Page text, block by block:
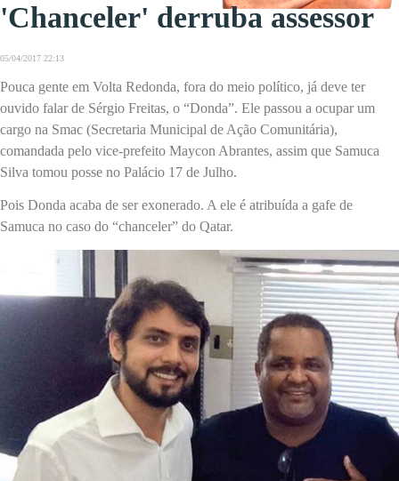
'Chanceler' derruba assessor
05/04/2017 22:13
Pouca gente em Volta Redonda, fora do meio político, já deve ter
ouvido falar de Sérgio Freitas, o “Donda”. Ele passou a ocupar um
cargo na Smac (Secretaria Municipal de Ação Comunitária),
comandada pelo vice-prefeito Maycon Abrantes, assim que Samuca
Silva tomou posse no Palácio 17 de Julho.
Pois Donda acaba de ser exonerado. A ele é atribuída a gafe de
Samuca no caso do “chanceler” do Qatar.